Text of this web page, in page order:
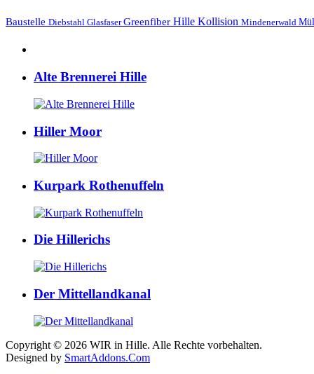
Baustelle Diebstahl GlasfaserGreenfiber Hille Kollision Mindenerwald
Alte Brennerei Hille
Hiller Moor
Kurpark Rothenuffeln
Die Hillerichs
Der Mittellandkanal
Copyright © 2026 WIR in Hille. Alle Rechte vorbehalten.
Designed by SmartAddons.Com